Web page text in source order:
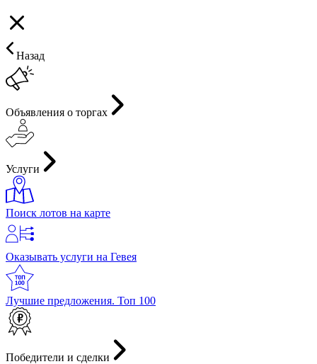
Назад
Объявления о торгах
Услуги
Поиск лотов на карте
Оказывать услуги на Гевея
Лучшие предложения. Топ 100
Победители и сделки